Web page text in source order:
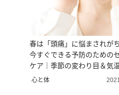
春は「頭痛」に悩まされが
今すぐできる予防のための
ケア｜季節の変わり目＆気
化は要注意！
心と体